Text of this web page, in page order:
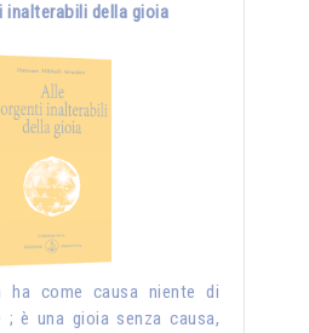
inalterabili della gioia
ha come causa niente di
è una gioia senza causa,